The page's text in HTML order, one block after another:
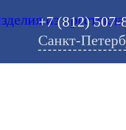
+7 (812) 507-
Санкт-